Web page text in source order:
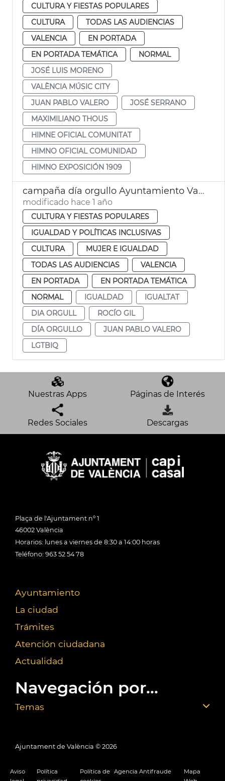
CULTURA Y FIESTAS POPULARES
CULTURA
TODAS LAS AUDIENCIAS
VALENCIA
EN PORTADA
EN PORTADA TEMÁTICA
NORMAL
JOSÉ LUIS MORENO
VALÈNCIA MÚSIC CITY
JUAN PABLO VALERO
JOSÉ SERRANO
MAXIMILIANO THOUS
HIMNE OFICIAL COMUNITAT
HIMNO OFICIAL COMUNIDAD
HIMNO EXPOSICIÓN 1909
campaña día orgullo Ayuntamiento València
modificado hace 1 año
CULTURA Y FIESTAS POPULARES
IGUALDAD Y POLÍTICAS INCLUSIVAS
CULTURA
MUJER E IGUALDAD
TODAS LAS AUDIENCIAS
VALENCIA
EN PORTADA
EN PORTADA TEMÁTICA
NORMAL
IGUALDAD
IGUALTAT
DIA ORGULL
ROCÍO GIL
DÍA ORGULLO
JUAN PABLO VALERO
LGTBIQ
Nuestras Apps Páginas de Interés
Redes Sociales Descargas
Plaça de l'Ajuntament nº 1
46002 València
Horarios: lunes a viernes de 8:30 a 14:00 horas
Teléfono: 963 52 54 78
Ayuntamiento
La ciudad
Trámites
Atención ciudadana
Actualidad
Navegación por...
Temas
Ajuntament de València © 2026
Aviso
Política
Política de Agencia Antifraude
Mapa